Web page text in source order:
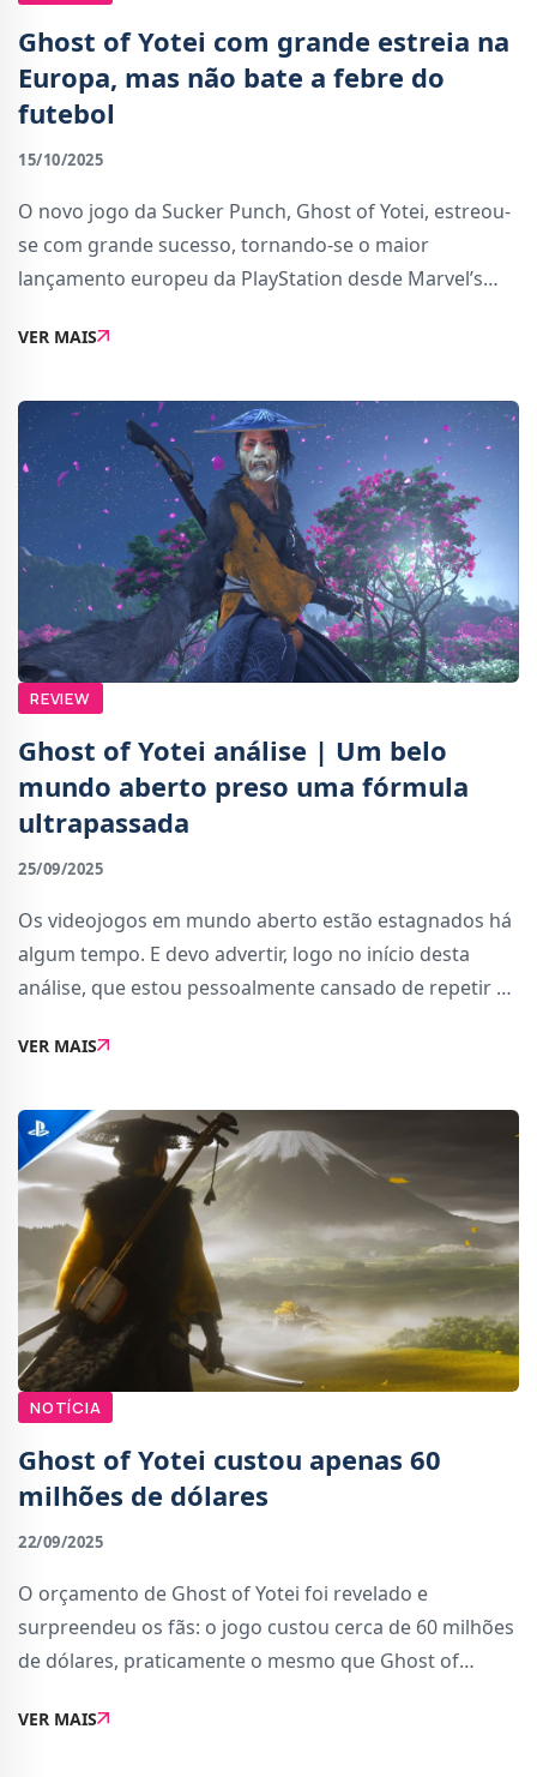
Ghost of Yotei com grande estreia na
Europa, mas não bate a febre do
futebol
15/10/2025
O novo jogo da Sucker Punch, Ghost of Yotei, estreou-
se com grande sucesso, tornando-se o maior
lançamento europeu da PlayStation desde Marvel’s
jogadores como de vários desenvolvedores japoneses,
VER MAIS
REVIEW
Ghost of Yotei análise | Um belo
mundo aberto preso uma fórmula
ultrapassada
25/09/2025
Os videojogos em mundo aberto estão estagnados há
algum tempo. E devo advertir, logo no início desta
análise, que estou pessoalmente cansado de repetir a
temáticas e ambientações variam. Apesar de
VER MAIS
NOTÍCIA
Ghost of Yotei custou apenas 60
milhões de dólares
22/09/2025
O orçamento de Ghost of Yotei foi revelado e
surpreendeu os fãs: o jogo custou cerca de 60 milhões
de dólares, praticamente o mesmo que Ghost of
partilhada por Brian Fleming, cofundador da Sucker
VER MAIS